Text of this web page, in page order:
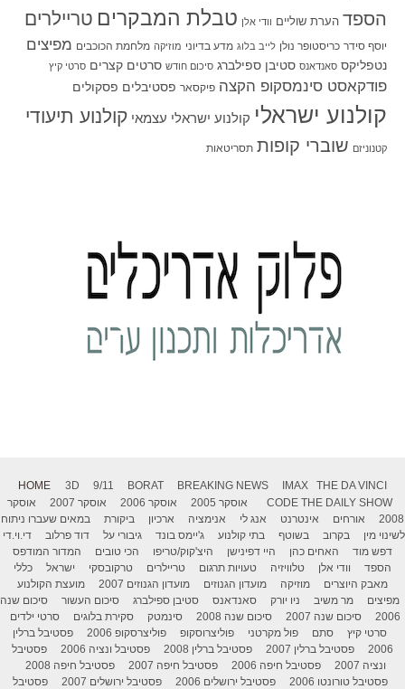
הספד הערת שוליים וודי אלן טבלת המבקרים טריילרים
יוסף סידר כריסטופר נולן לייב בלוג מדע בדיוני מוזיקה מלחמת הכוכבים מפיצים
נטפליקס סאנדאנס סטיבן ספילברג סיכום חודש סרטים קצרים סרטי קיץ
פודקאסט סינמסקופ הקצה פיקסאר פסטיבלים פסקולים
קולנוע ישראלי קולנוע ישראלי עצמאי קולנוע תיעודי
קטנוניזם שוברי קופות תסריטאות
HOME 3D 9/11 BORAT BREAKING NEWS IMAX
THE DA VINCI
CODE THE DAILY SHOW אוסקר 2005 אוסקר 2006 אוסקר 2007
אוסקר
2008
אורחים אינטרנט אנג לי אנימציה ארכיון ביקורת
במאים שעברו ניתוח
לשינוי מין
בקרוב בשוטף בתי קולנוע ג'יימס בונד גיבורי על דוד פרלוב
די.וי.די
דפש מוד
האחים כהן היי דפינישן היצ'קוק/טריפו הכי טובים
המדור המודפס
הספד
וודי אלן טלוויזיה טעויות תרגום טריילרים טרקובסקי ישראל
כללי
מאבק היוצרים
מוזיקה מועדון הגנוזים מועדון הגנוזים 2007
מועצת הקולנוע
מפיצים
מר משיב ניו יורק סאנדאנס סטיבן ספילברג סיכום העשור
סיכום שנה
2006
סיכום שנה 2007 סיכום שנה 2008 סינמטק סקירת בלוגים
סרטי ילדים
סרטי קיץ
סתם פול מקרטני פוליצרוסקופ פוליצרסקופ 2006
פסטיבל ברלין
2006
פסטיבל ברלין 2007 פסטיבל ברלין 2008 פסטיבל ונציה 2006
פסטיבל
ונציה 2007
פסטיבל חיפה 2006 פסטיבל חיפה 2007
פסטיבל חיפה 2008
פסטיבל טורונטו 2006
פסטיבל ירושלים 2006 פסטיבל ירושלים 2007 פסטיבל